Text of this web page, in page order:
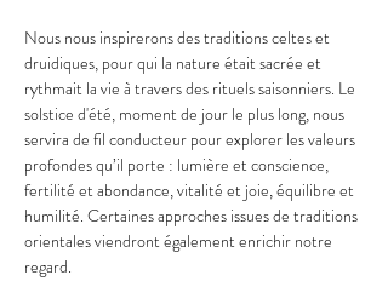
Nous nous inspirerons des traditions celtes et
druidiques, pour qui la nature était sacrée et
rythmait la vie à travers des rituels saisonniers. Le
solstice d'été, moment de jour le plus long, nous
servira de fil conducteur pour explorer les valeurs
profondes qu’il porte : lumière et conscience,
fertilité et abondance, vitalité et joie, équilibre et
humilité. Certaines approches issues de traditions
orientales viendront également enrichir notre
regard.